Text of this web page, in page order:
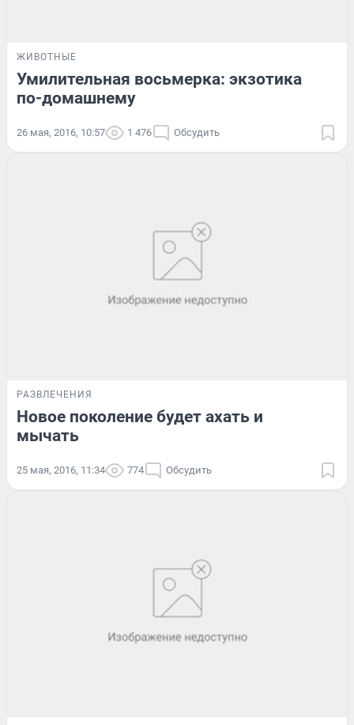
ЖИВОТНЫЕ
Умилительная восьмерка: экзотика
по-домашнему
26 мая, 2016, 10:57 1 476 Обсудить
РАЗВЛЕЧЕНИЯ
Новое поколение будет ахать и
мычать
25 мая, 2016, 11:34 774 Обсудить